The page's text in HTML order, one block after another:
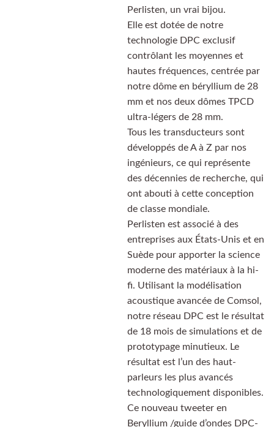
Perlisten, un vrai bijou.
Elle est dotée de notre
technologie DPC exclusif
contrôlant les moyennes et
hautes fréquences, centrée par
notre dôme en béryllium de 28
mm et nos deux dômes TPCD
ultra-légers de 28 mm.
Tous les transducteurs sont
développés de A à Z par nos
ingénieurs, ce qui représente
des décennies de recherche, qui
ont abouti à cette conception
de classe mondiale.
Perlisten est associé à des
entreprises aux États-Unis et en
Suède pour apporter la science
moderne des matériaux à la hi-
fi. Utilisant la modélisation
acoustique avancée de Comsol,
notre réseau DPC est le résultat
de 18 mois de simulations et de
prototypage minutieux. Le
résultat est l’un des haut-
parleurs les plus avancés
technologiquement disponibles.
Ce nouveau tweeter en
Beryllium /guide d’ondes DPC-